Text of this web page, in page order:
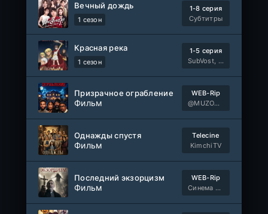
Связанные судьбой
1-110
серия
Мыльные оперы Турции, AlisaDirilis, Субтитры
Шатёр чародея
1 сезон
1-6 серия
Вечный дождь
1 сезон
1-8 серия
Субтитры
Красная река
1 сезон
1-5 серия
SubVost, Манипулятор, AnimeVost, Dream Cast
Призрачное ограбление
Фильм
WEB-Rip
@MUZOBOZ@
Однажды спустя
Фильм
Telecine
KimchiTV
Последний экзорцизм
Фильм
WEB-Rip
Синема УС